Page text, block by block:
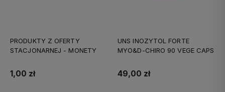
PRODUKTY Z OFERTY
STACJONARNEJ - MONETY
1,00 zł
UNS INOZYTOL FORTE
MYO&D-CHIRO 90 VEGE CAPS
49,00 zł